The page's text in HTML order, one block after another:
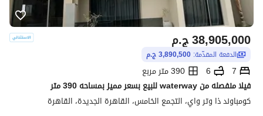
ج.م38,905,000
الدفعة المقدّمة: 3,890,500 ج.م
7
6
390 متر مربع
فيلا منفصله من waterway للبيع بسعر مميز بمساحه 390 متر
كومباوند ذا وتر واي، التجمع الخامس، القاهرة الجديدة، القاهرة